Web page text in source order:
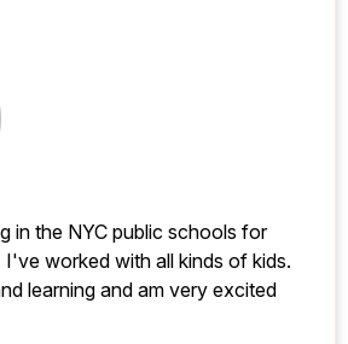
I've worked with all kinds of kids.
learning and am very excited